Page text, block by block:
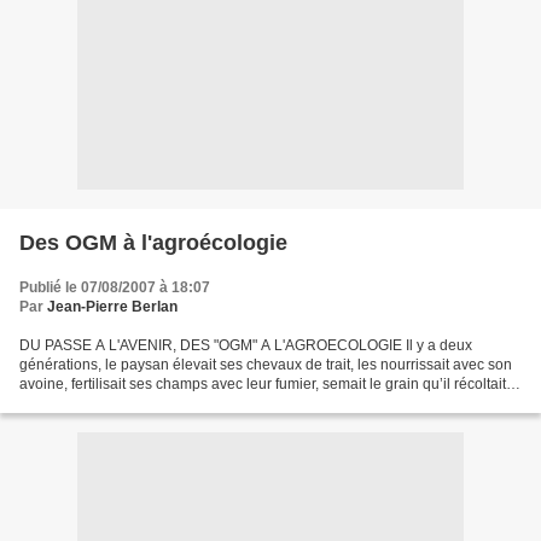
Des OGM à l'agroécologie
Publié le 07/08/2007 à 18:07
Par Jean-Pierre Berlan
DU PASSE A L'AVENIR, DES "OGM" A L'AGROECOLOGIE Il y a deux
générations, le paysan élevait ses chevaux de trait, les nourrissait avec son
avoine, fertilisait ses champs avec leur fumier, semait le grain qu’il récoltait,